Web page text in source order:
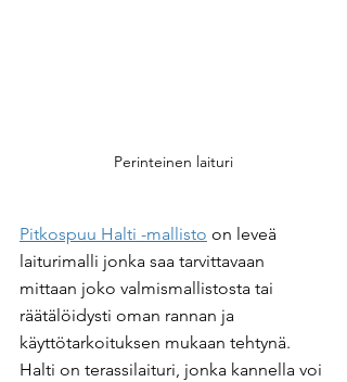
Perinteinen laituri
Pitkospuu Halti -mallisto on leveä
laiturimalli jonka saa tarvittavaan
mittaan joko valmismallistosta tai
räätälöidysti oman rannan ja
käyttötarkoituksen mukaan tehtynä.
Halti on terassilaituri, jonka kannella voi